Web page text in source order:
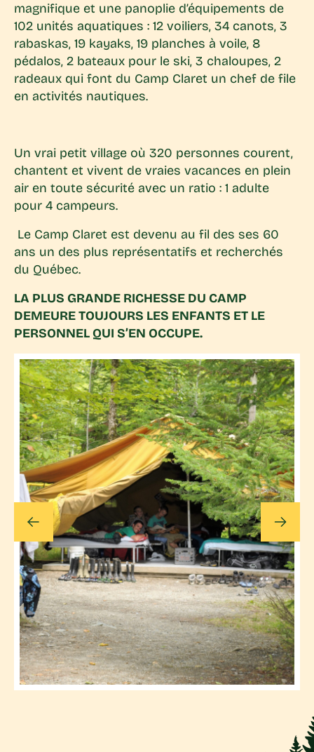
magnifique et une panoplie d’équipements de
102 unités aquatiques : 12 voiliers, 34 canots, 3
rabaskas, 19 kayaks, 19 planches à voile, 8
pédalos, 2 bateaux pour le ski, 3 chaloupes, 2
radeaux qui font du Camp Claret un chef de file
en activités nautiques.
Un vrai petit village où 320 personnes courent,
chantent et vivent de vraies vacances en plein
air en toute sécurité avec un ratio : 1 adulte
pour 4 campeurs.
Le Camp Claret est devenu au fil des ses 60
ans un des plus représentatifs et recherchés
du Québec.
LA PLUS GRANDE RICHESSE DU CAMP
DEMEURE TOUJOURS LES ENFANTS ET LE
PERSONNEL QUI S’EN OCCUPE.